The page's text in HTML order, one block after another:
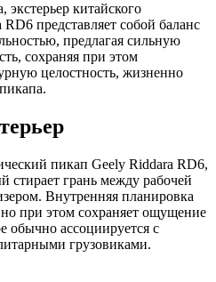
экстерьер китайского
представляет собой баланс
предлагая сильную
сохраняя при этом
целостность, жизненно
пикап Geely Riddara RD6,
стирает грань между рабочей
Внутренняя планировка
при этом сохраняет ощущение
обычно ассоциируется с
грузовиками.